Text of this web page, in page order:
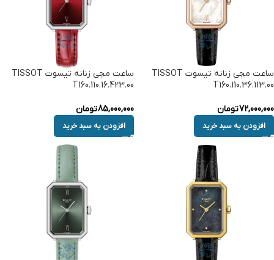
ساعت مچی زنانه تیسوت TISSOT
T160.110.36.113.00
72,000,000تومان
افزودن به سبد خرید
ساعت مچی زنانه تیسوت TISSOT
T160.110.16.423.00
85,000,000تومان
افزودن به سبد خرید